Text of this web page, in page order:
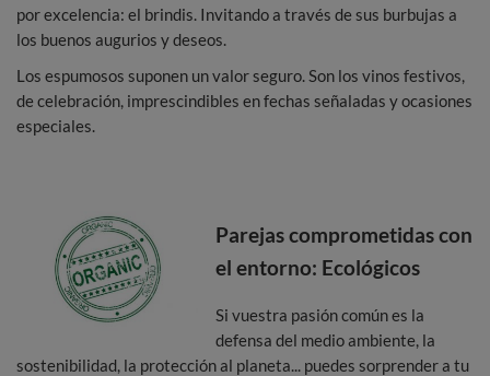
por excelencia: el brindis. Invitando a través de sus burbujas a
los buenos augurios y deseos.
Los espumosos suponen un valor seguro. Son los vinos festivos,
de celebración, imprescindibles en fechas señaladas y ocasiones
especiales.
Parejas comprometidas con
el entorno: Ecológicos
Si vuestra pasión común es la
defensa del medio ambiente, la
sostenibilidad, la protección al planeta... puedes sorprender a tu